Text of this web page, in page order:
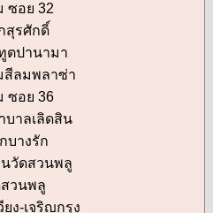
ซอย 32
สุรศักดิ์
ตปานามา
สีลมพลาซ่า
ซอย 36
บาลเลิดสิน
บางรัก
นวัดสวนพลู
วนพลู
ยง-เจริญกรุง